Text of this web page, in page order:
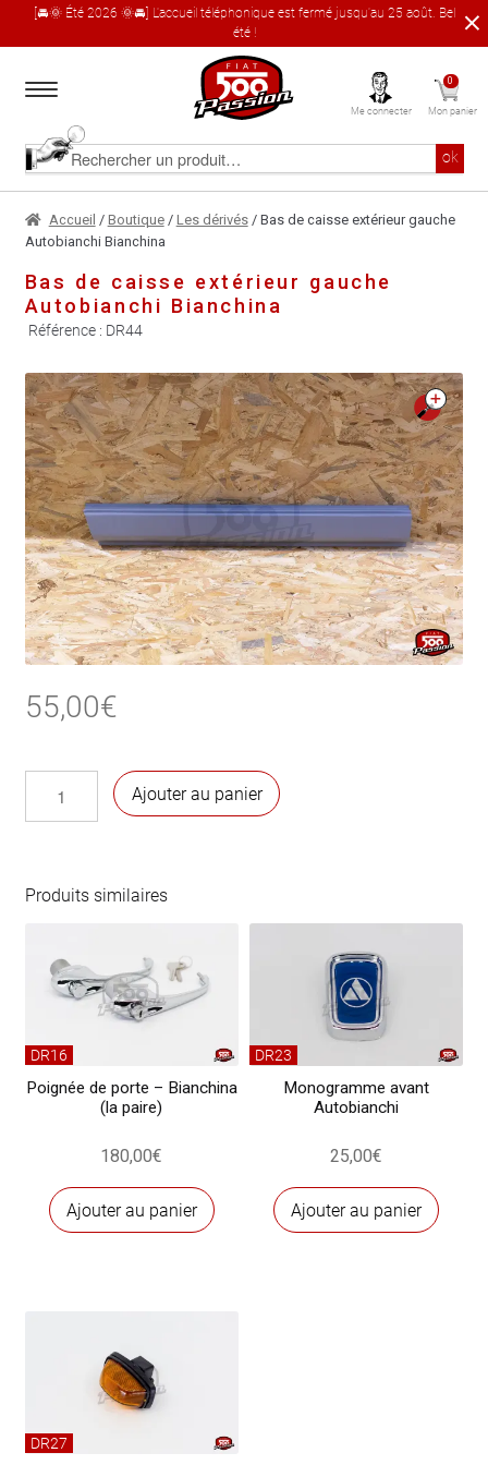
[🚘🌞 Été 2026 🌞🚘] L'accueil téléphonique est fermé jusqu'au 25 août. Bel
été !
à
navigation
au
contenu
Rechercher
produit
ok
Accueil
Le catalogue produit
À propos
Garages partenaires
Contact
Me connecter
0
Mon panier
Accueil / Boutique/ Les dérivés/ Bas de caisse extérieur gauche
Autobianchi Bianchina
Bas de caisse extérieur gauche
Autobianchi Bianchina
Référence : DR44
🔍
55,00€
caisse
Autobianchi
Bianchina
Ajouter au panier
Produits similaires
DR16
Poignée de porte – Bianchina
(la paire)
180,00€
Ajouter au panier
DR23
Monogramme avant
Autobianchi
25,00€
Ajouter au panier
DR27